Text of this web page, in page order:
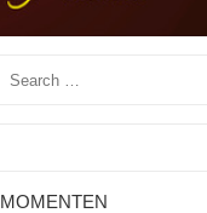
MOMENTEN